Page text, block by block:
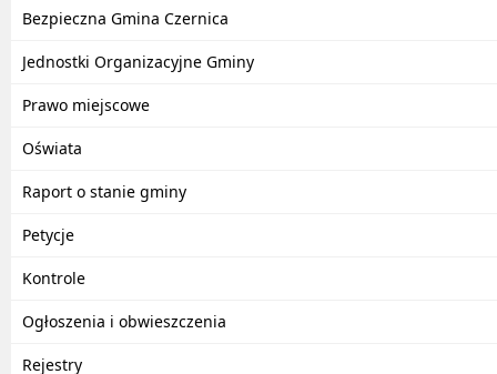
Bezpieczna Gmina Czernica
Jednostki Organizacyjne Gminy
Prawo miejscowe
Oświata
Raport o stanie gminy
Petycje
Kontrole
Ogłoszenia i obwieszczenia
Rejestry